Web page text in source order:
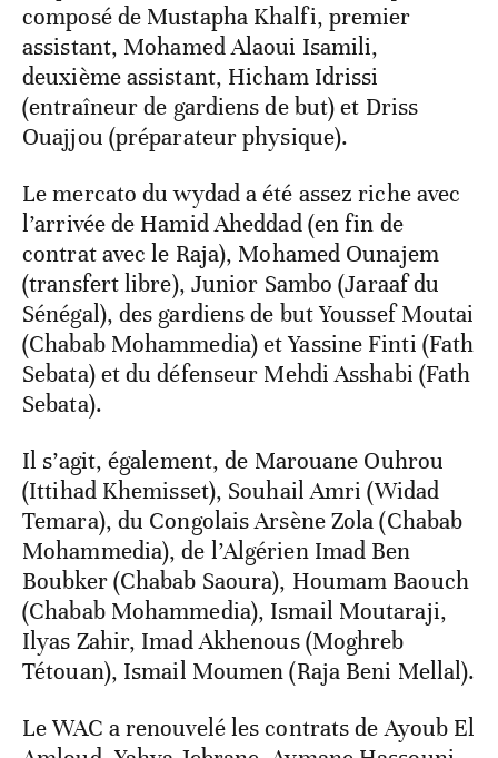
composé de Mustapha Khalfi, premier
assistant, Mohamed Alaoui Isamili,
deuxième assistant, Hicham Idrissi
(entraîneur de gardiens de but) et Driss
Ouajjou (préparateur physique).
Le mercato du wydad a été assez riche avec
l’arrivée de Hamid Aheddad (en fin de
contrat avec le Raja), Mohamed Ounajem
(transfert libre), Junior Sambo (Jaraaf du
Sénégal), des gardiens de but Youssef Moutai
(Chabab Mohammedia) et Yassine Finti (Fath
Sebata) et du défenseur Mehdi Asshabi (Fath
Sebata).
Il s’agit, également, de Marouane Ouhrou
(Ittihad Khemisset), Souhail Amri (Widad
Temara), du Congolais Arsène Zola (Chabab
Mohammedia), de l’Algérien Imad Ben
Boubker (Chabab Saoura), Houmam Baouch
(Chabab Mohammedia), Ismail Moutaraji,
Ilyas Zahir, Imad Akhenous (Moghreb
Tétouan), Ismail Moumen (Raja Beni Mellal).
Le WAC a renouvelé les contrats de Ayoub El